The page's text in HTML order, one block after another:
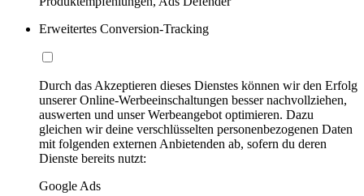
Erweitertes Conversion-Tracking
Durch das Akzeptieren dieses Dienstes können wir den Erfolg
unserer Online-Werbeeinschaltungen besser nachvollziehen,
auswerten und unser Werbeangebot optimieren. Dazu
gleichen wir deine verschlüsselten personenbezogenen Daten
mit folgenden externen Anbietenden ab, sofern du deren
Dienste bereits nutzt:
Google Ads